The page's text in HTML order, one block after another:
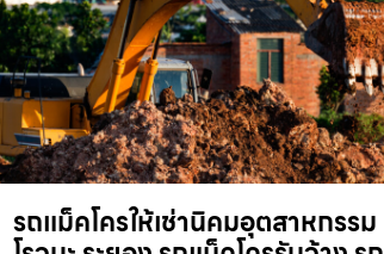
รถแม็คโครให้เช่านิคมอุตสาหกรรม